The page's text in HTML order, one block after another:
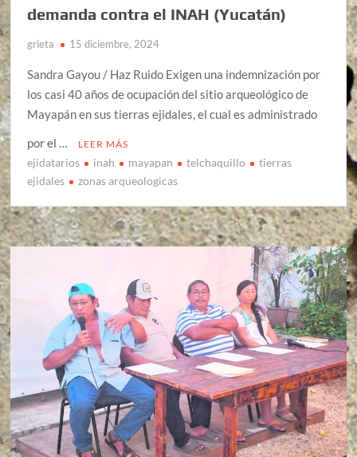
demanda contra el INAH (Yucatán)
grieta 15 diciembre, 2024
Sandra Gayou / Haz Ruido Exigen una indemnización por
los casi 40 años de ocupación del sitio arqueológico de
Mayapán en sus tierras ejidales, el cual es administrado
por el …
LEER MÁS
ejidatarios inah mayapan telchaquillo
tierras
ejidales
zonas arqueologicas